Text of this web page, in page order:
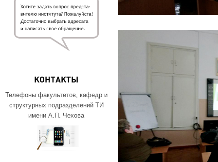
КОНТАКТЫ
Телефоны факультетов, кафедр и
структурных подразделений ТИ
имени А.П. Чехова